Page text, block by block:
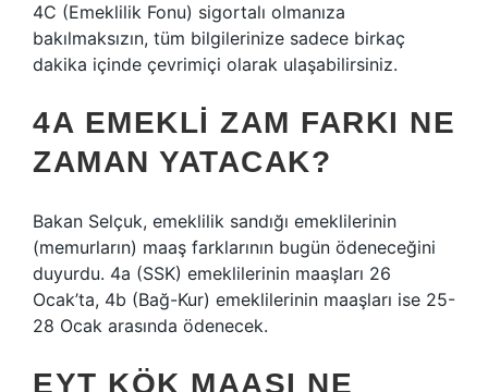
4C (Emeklilik Fonu) sigortalı olmanıza
bakılmaksızın, tüm bilgilerinize sadece birkaç
dakika içinde çevrimiçi olarak ulaşabilirsiniz.
4A EMEKLI ZAM FARKI NE
ZAMAN YATACAK?
Bakan Selçuk, emeklilik sandığı emeklilerinin
(memurların) maaş farklarının bugün ödeneceğini
duyurdu. 4a (SSK) emeklilerinin maaşları 26
Ocak’ta, 4b (Bağ-Kur) emeklilerinin maaşları ise 25-
28 Ocak arasında ödenecek.
EYT KÖK MAAŞI NE